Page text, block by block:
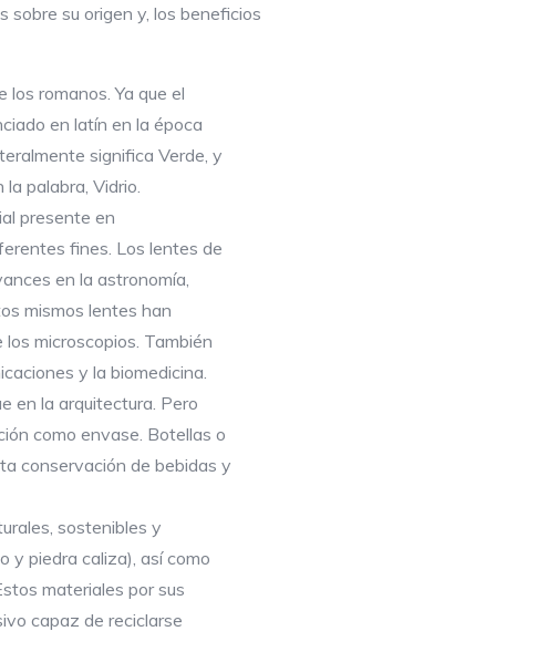
su origen y, los beneficios
los romanos. Ya que el
en latín en la época
significa Verde, y
palabra, Vidrio.
presente en
fines. Los lentes de
en la astronomía,
mismos lentes han
microscopios. También
y la biomedicina.
en la arquitectura. Pero
como envase. Botellas o
conservación de bebidas y
sostenibles y
y piedra caliza), así como
materiales por sus
capaz de reciclarse